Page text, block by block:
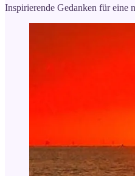
Inspirierende Gedanken für eine